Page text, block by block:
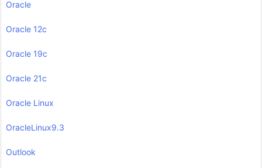
Oracle
Oracle 12c
Oracle 19c
Oracle 21c
Oracle Linux
OracleLinux9.3
Outlook